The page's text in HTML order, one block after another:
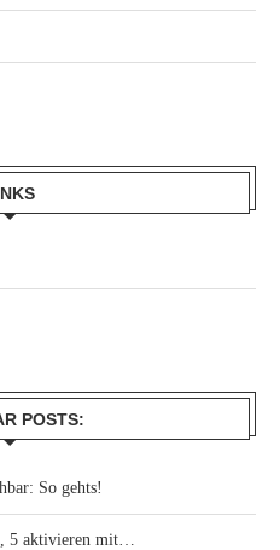
POSTS:
So gehts!
5 aktivieren mit…